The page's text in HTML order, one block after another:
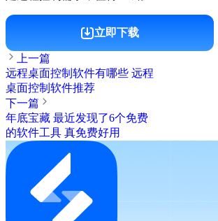
立即下载
上一篇
远程桌面控制软件有哪些 远程
桌面控制软件推荐
下一篇
年底宝藏 最近发现了6个免费
的软件工具 真免费好用